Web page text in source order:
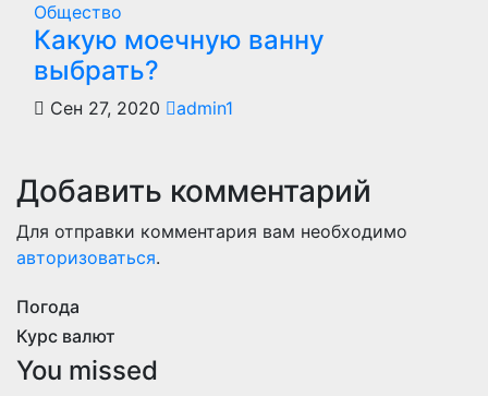
Общество
Какую моечную ванну
выбрать?
Сен 27, 2020 admin1
Добавить комментарий
Для отправки комментария вам необходимо
авторизоваться.
Погода
Курс валют
You missed